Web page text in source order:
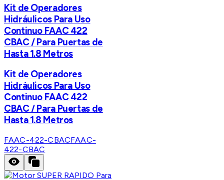
Kit de Operadores
Hidráulicos Para Uso
Continuo FAAC 422
CBAC / Para Puertas de
Hasta 1.8 Metros
Kit de Operadores
Hidráulicos Para Uso
Continuo FAAC 422
CBAC / Para Puertas de
Hasta 1.8 Metros
FAAC-422-CBACFAAC-
422-CBAC